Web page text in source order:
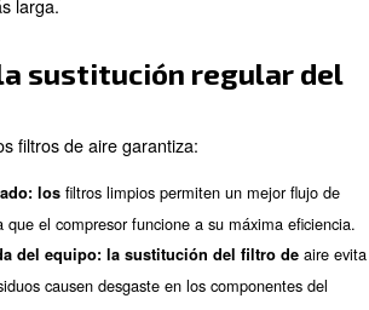
importante
compresor de aire
de aire desempeñan un papel
del polvo, la suciedad y otros
provocar una menor eficiencia,
e incluso un fallo completo. Si
su compresor funcionará de
más larga.